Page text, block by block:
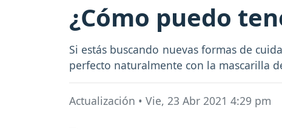
¿Cómo puedo
Si estás buscando nuevas formas de
perfecto naturalmente con la mascarilla
Actualización • Vie, 23 Abr 2021 4:29 pm